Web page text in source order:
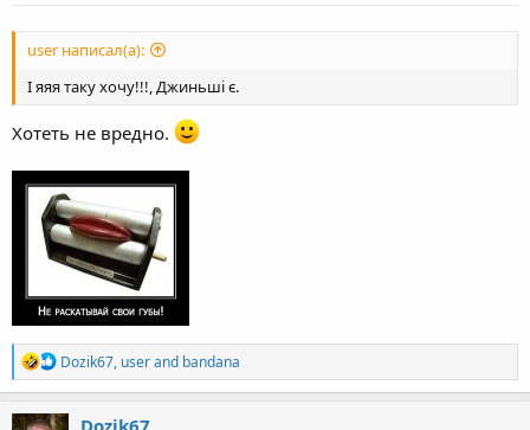
user написал(а):
І яяя таку хочу!!!, Джиньші є.
Хотеть не вредно.
R
e
a
c
Dozik67, userand bandana
Dozik67